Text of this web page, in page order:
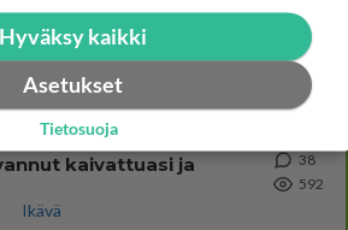
Kitee
Perussuomalaisten kannatus nousi rytinällä Ylen tänään julkaisemassa tuoreimmassa gallup-kyselyssä.
Maailman menoa
462
602
kaivattuasi ja
Ikävä
38
592
Hyväksy kaikki
Asetukset
Tietosuoja